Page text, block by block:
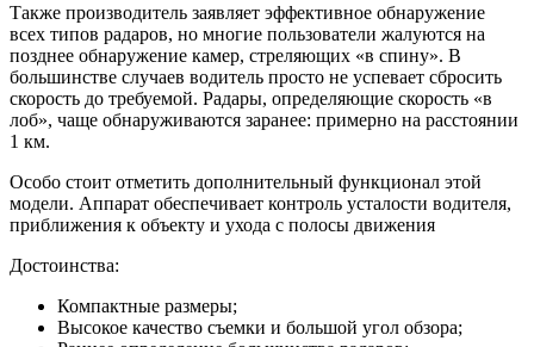
Также производитель заявляет эффективное обнаружение
всех типов радаров, но многие пользователи жалуются на
позднее обнаружение камер, стреляющих «в спину». В
большинстве случаев водитель просто не успевает сбросить
скорость до требуемой. Радары, определяющие скорость «в
лоб», чаще обнаруживаются заранее: примерно на расстоянии
1 км.
Особо стоит отметить дополнительный функционал этой
модели. Аппарат обеспечивает контроль усталости водителя,
приближения к объекту и ухода с полосы движения
Достоинства:
Компактные размеры;
Высокое качество съемки и большой угол обзора;